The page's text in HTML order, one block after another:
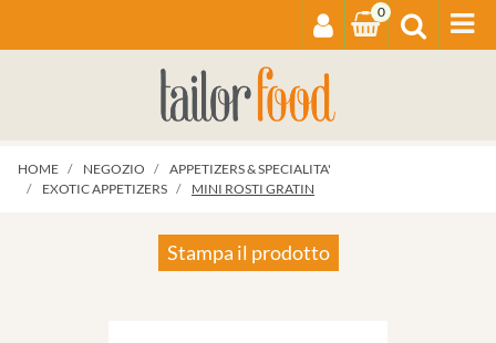
0
HOME NEGOZIO
APPETIZERS & SPECIALITA'
EXOTIC APPETIZERS
MINI ROSTI GRATIN
Stampa il prodotto